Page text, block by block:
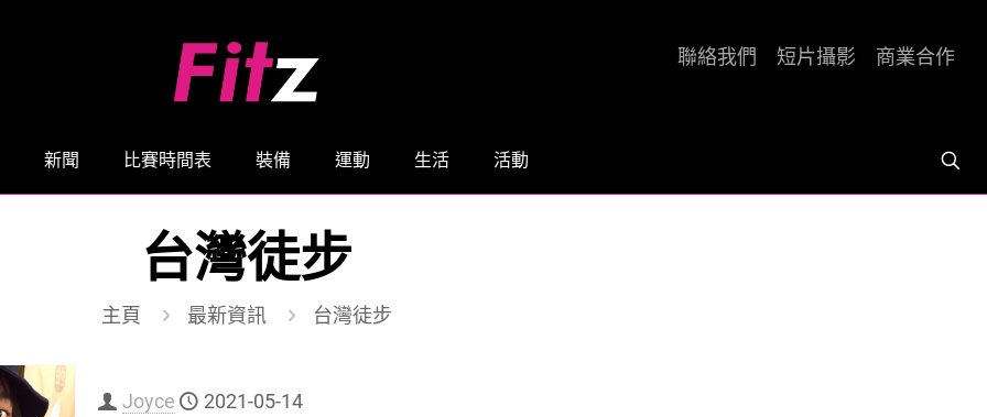
新聞 比賽時間表 裝備 運動 生活 活動
聯絡我們 短片攝影 商業合作
台灣徒步
主頁 最新資訊 台灣徒步
Joyce 2021-05-14